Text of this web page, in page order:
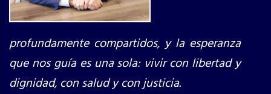
profundamente compartidos, y la esperanza
que nos guía es una sola: vivir con libertad y
dignidad, con salud y con justicia.